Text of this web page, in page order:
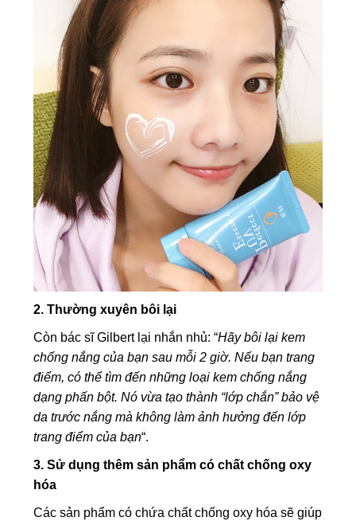
2. Thường xuyên bôi lại
Còn bác sĩ Gilbert lại nhắn nhủ: “Hãy bôi lại kem
chống nắng của bạn sau mỗi 2 giờ. Nếu bạn trang
điểm, có thể tìm đến những loại kem chống nắng
dạng phấn bột. Nó vừa tạo thành “lớp chắn” bảo vệ
da trước nắng mà không làm ảnh hưởng đến lớp
trang điểm của bạn“.
3. Sử dụng thêm sản phẩm có chất chống oxy
hóa
Các sản phẩm có chứa chất chống oxy hóa sẽ giúp